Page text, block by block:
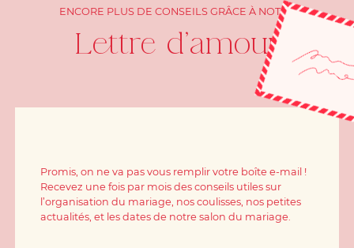
ENCORE PLUS DE CONSEILS GRÂCE À NOTRE
Lettre d'amour
Promis, on ne va pas vous remplir votre boîte e-mail !
Recevez une fois par mois des conseils utiles sur
l’organisation du mariage, nos coulisses, nos petites
actualités, et les dates de notre salon du mariage.